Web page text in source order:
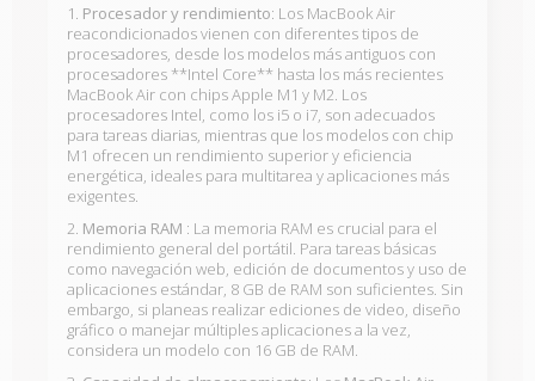
1. Procesador y rendimiento: Los MacBook Air
reacondicionados vienen con diferentes tipos de
procesadores, desde los modelos más antiguos con
procesadores **Intel Core** hasta los más recientes
MacBook Air con chips Apple M1 y M2 . Los
procesadores Intel, como los i5 o i7, son adecuados
para tareas diarias, mientras que los modelos con chip
M1 ofrecen un rendimiento superior y eficiencia
energética, ideales para multitarea y aplicaciones más
exigentes.
2. Memoria RAM : La memoria RAM es crucial para el
rendimiento general del portátil. Para tareas básicas
como navegación web, edición de documentos y uso de
aplicaciones estándar, 8 GB de RAM son suficientes. Sin
embargo, si planeas realizar ediciones de video, diseño
gráfico o manejar múltiples aplicaciones a la vez,
considera un modelo con 16 GB de RAM.